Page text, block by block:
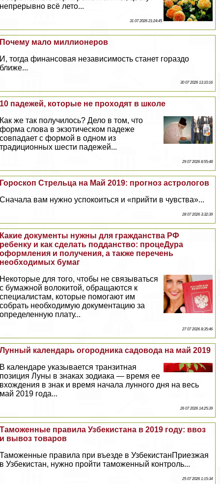
непрерывно всё лето...
31 07 2026 21:24:45
Почему мало миллионеров
И, тогда финансовая независимость станет гораздо
ближе...
30 07 2026 13:10:16
10 падежей, которые не проходят в школе
Как же так получилось? Дело в том, что
форма слова в экзотическом падеже
совпадает с формой в одном из
традиционных шести падежей...
29 07 2026 8:55:48
Гороскоп Стрельца на Май 2019: прогноз астрологов
Сначала вам нужно успокоиться и «прийти в чувства»...
28 07 2026 3:32:39
Какие документы нужны для гражданства РФ
ребенку и как сделать подданство: процеДypa
оформления и получения, а также перечень
необходимых бумаг
Некоторые для того, чтобы не связываться
с бумажной волокитой, обращаются к
специалистам, которые помогают им
собрать необходимую документацию за
определенную плату...
27 07 2026 8:35:46
Лунный календарь огородника садовода на май 2019
В календаре указывается транзитная
позиция Луны в знаках зодиака — время ее
вхождения в знак и время начала лунного дня на весь
май 2019 года...
26 07 2026 14:25:39
Таможенные правила Узбекистана в 2019 году: ввоз
и вывоз товаров
Таможенные правила при въезде в УзбекистанПриезжая
в Узбекистан, нужно пройти таможенный контроль...
25 07 2026 1:15:34